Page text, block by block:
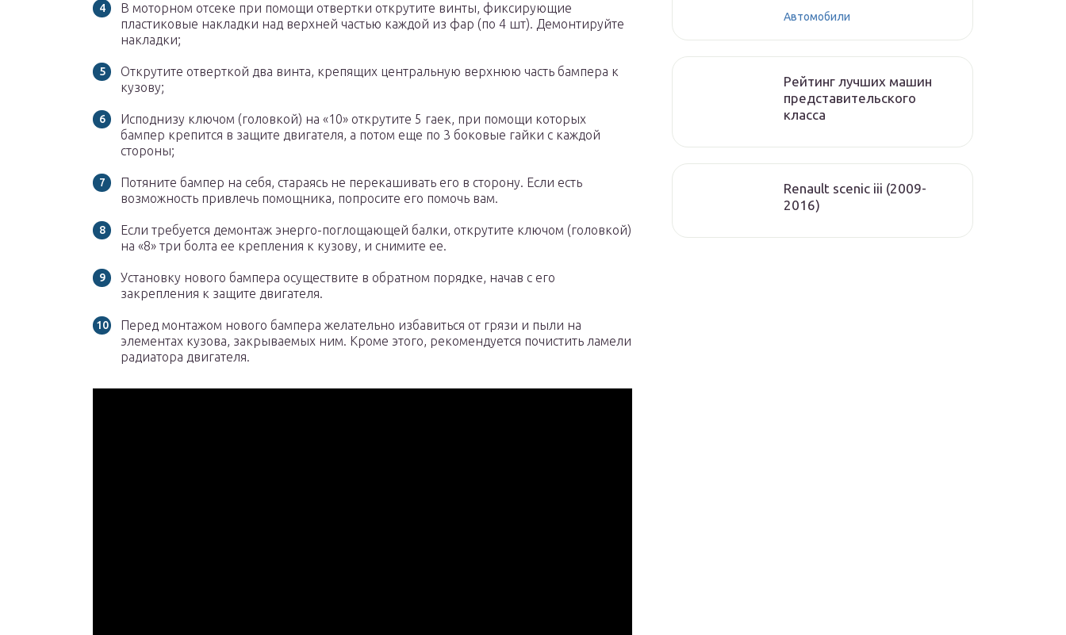
В моторном отсеке при помощи отвертки открутите винты, фиксирующие
пластиковые накладки над верхней частью каждой из фар (по 4 шт). Демонтируйте
накладки;
Открутите отверткой два винта, крепящих центральную верхнюю часть бампера к
кузову;
Исподнизу ключом (головкой) на «10» открутите 5 гаек, при помощи которых
бампер крепится в защите двигателя, а потом еще по 3 боковые гайки с каждой
стороны;
Потяните бампер на себя, стараясь не перекашивать его в сторону. Если есть
возможность привлечь помощника, попросите его помочь вам.
Если требуется демонтаж энерго-поглощающей балки, открутите ключом (головкой)
на «8» три болта ее крепления к кузову, и снимите ее.
Установку нового бампера осуществите в обратном порядке, начав с его
закрепления к защите двигателя.
Перед монтажом нового бампера желательно избавиться от грязи и пыли на
элементах кузова, закрываемых ним. Кроме этого, рекомендуется почистить ламели
радиатора двигателя.
Автомобили
Рейтинг лучших машин
представительского
класса
Renault scenic iii (2009-
2016)